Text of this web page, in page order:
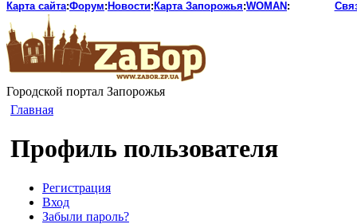
Карта сайта:Форум: Новости: Карта Запорожья:WOMAN :
Городской портал Запорожья
Главная
Профиль пользователя
Регистрация
Вход
Забыли пароль?